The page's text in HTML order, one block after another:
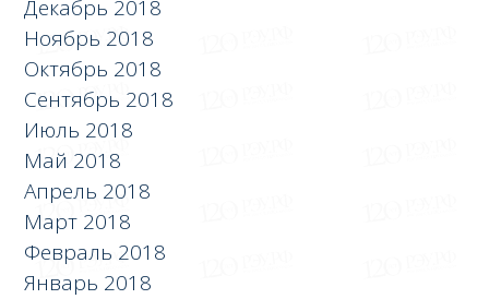
Декабрь 2018
Ноябрь 2018
Октябрь 2018
Сентябрь 2018
Июль 2018
Май 2018
Апрель 2018
Март 2018
Февраль 2018
Январь 2018